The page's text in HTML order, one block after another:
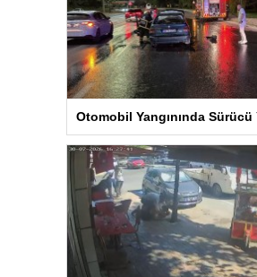
Otomobil Yangınında Sürücü